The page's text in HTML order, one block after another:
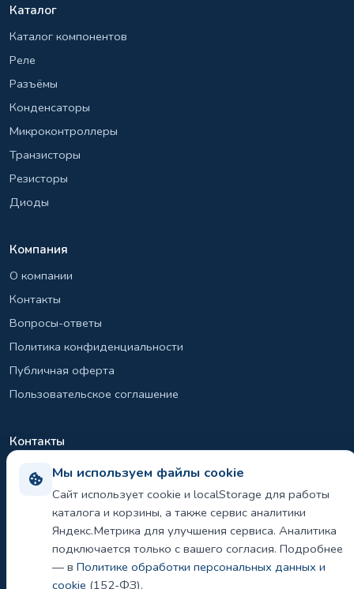
Мы используем файлы cookie
Сайт использует cookie и localStorage для работы
каталога и корзины, а также сервис аналитики
Яндекс.Метрика для улучшения сервиса. Аналитика
подключается только с вашего согласия. Подробнее
— в Политике обработки персональных данных и
cookie (152-ФЗ).
Каталог
Каталог компонентов
Реле
Разъёмы
Конденсаторы
Микроконтроллеры
Транзисторы
Резисторы
Диоды
Компания
О компании
Контакты
Вопросы-ответы
Политика конфиденциальности
Публичная оферта
Пользовательское соглашение
Контакты
+7 (495) 131-26-39
info@el-sirius.ru
МО, г. Раменское, ул. Карла Маркса
Склад: Шереметьево, Московская область